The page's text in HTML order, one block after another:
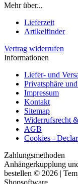
Mehr über...
Lieferzeit
Artikelfinder
Vertrag widerrufen
Informationen
Liefer- und
Privatsphäre
Impressum
Kontakt
Sitemap
Widerrufsrecht
AGB
Cookies -
Zahlungsmethoden
Anhängerkupplung
bestellen © 2026 |